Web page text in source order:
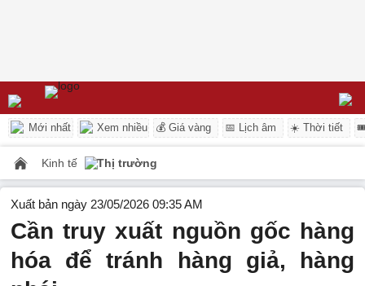
Mới nhất Xem nhiều 💰 Giá vàng 📅 Lịch âm ☀️ Thời tiết
Kinh tế Thị trường
Xuất bản ngày 23/05/2026 09:35 AM
Cần truy xuất nguồn gốc hàng
hóa để tránh hàng giả, hàng